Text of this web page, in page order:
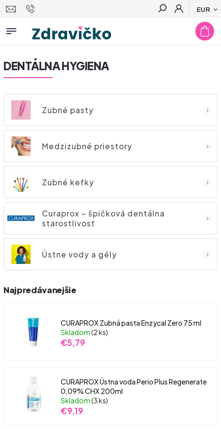
EUR
Hľadať
DENTÁLNA HYGIENA
Zubné pasty
Medzizubné priestory
Zubné kefky
Curaprox – špičková dentálna
starostlivosť
Ústne vody a gély
Najpredávanejšie
CURAPROX Zubná pasta Enzycal Zero 75 ml
Skladom(2 ks)
€5,79
CURAPROX Ústna voda Perio Plus Regenerate
0,09% CHX 200ml
Skladom(3 ks)
€9,19